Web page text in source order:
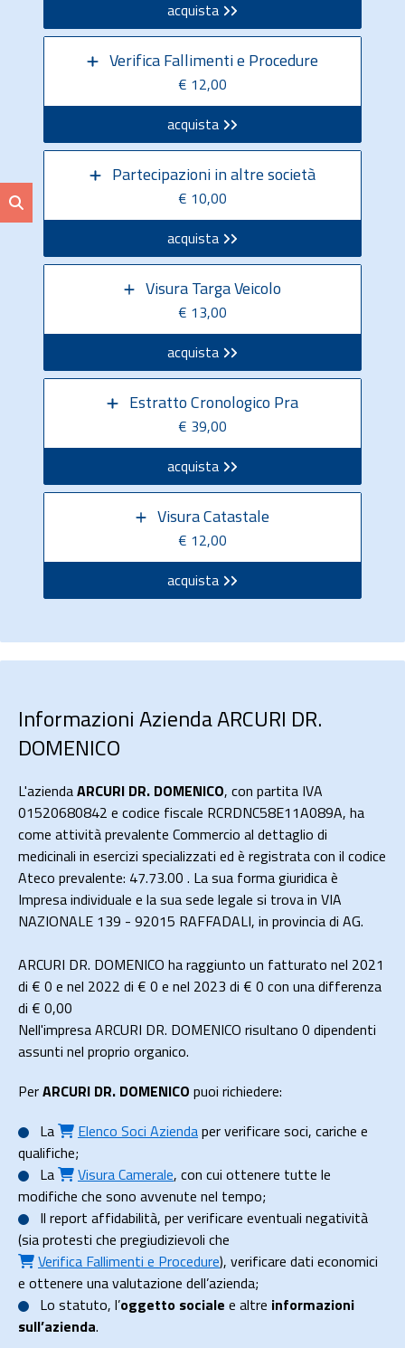
acquista
Verifica Fallimenti e Procedure
€ 12,00
acquista
Partecipazioni in altre società
€ 10,00
acquista
Visura Targa Veicolo
€ 13,00
acquista
Estratto Cronologico Pra
€ 39,00
acquista
Visura Catastale
€ 12,00
acquista
Informazioni Azienda ARCURI DR.
DOMENICO
L'aziendaARCURI DR. DOMENICO, con partita IVA
01520680842 e codice fiscale RCRDNC58E11A089A, ha
come attività prevalente Commercio al dettaglio di
medicinali in esercizi specializzati ed è registrata con il codice
Ateco prevalente: 47.73.00 . La sua forma giuridica è
Impresa individuale e la sua sede legale si trova in VIA
NAZIONALE 139 - 92015 RAFFADALI, in provincia di AG.
ARCURI DR. DOMENICO ha raggiunto un fatturato nel 2021
di € 0 e nel 2022 di € 0 e nel 2023 di € 0 con una differenza
di € 0,00
Nell'impresa ARCURI DR. DOMENICO risultano 0 dipendenti
assunti nel proprio organico.
PerARCURI DR. DOMENICO puoi richiedere:
La
Elenco Soci Aziendaper verificare soci, cariche e
qualifiche;
La
Visura Camerale, con cui ottenere tutte le
modifiche che sono avvenute nel tempo;
Il report affidabilità, per verificare eventuali negatività
(sia protesti che pregiudizievoli che
Verifica Fallimenti e Procedure), verificare dati economici
e ottenere una valutazione dell’azienda;
Lo statuto, l’oggetto sociale e altre informazioni
sull’azienda.